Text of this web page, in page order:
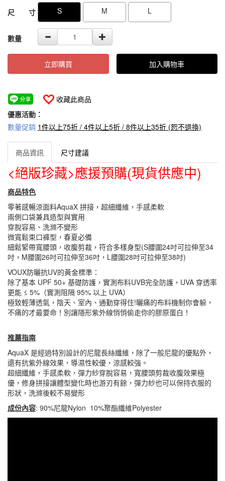
尺 寸 S M L
數量
立即購買 加入購物車
收藏此商品
優惠活動：
數量促銷 1件以上75折 / 4件以上5折 / 8件以上35折 (恕不退換)
商品資訊 尺寸建議
<絕版珍藏>應援預購(現貨供應中)
商品特色
零著感暢涼面料AquaX 拼接，超細纖維，手感柔軟
兩側口袋兼具造型與實用
穿脫容易、洗滌不變形
微寬鬆束口褲型，春夏必備
細鬆緊帶寬腰頭，收腹剪裁，符合多樣身型(S腰圍24吋可拉伸至34
吋，M腰圍26吋可拉伸至36吋，L腰圍28吋可拉伸至38吋)
VOUX防曬抗UV的黃金標準：
除了基本 UPF 50+ 基礎防護，實測布料UVB完全防護，UVA 穿透率
更能 ≤ 5%（實測阻隔 95% 以上 UVA）
極致輕薄透氣，陰天、室內、通勤穿得住!曬痛的布料機制你會躲，
不痛的才最要命！別讓隱形紫外線悄悄偷走你的膠原蛋白！
推薦指南
AquaX 是經過特別設計的尼龍長絲纖維，除了一般尼龍的優點外，
還有抗紫外線效果，導濕性較優，涼感較強。
超細纖維，手感柔軟，彈力紗穿脫容易，寬腰頭剪裁收腹效果極
優，修身拼接讓體型變化時也游刃有餘，彈力紗也可以保持衣服的
形狀，洗滌後較不易變形
成份內容: 90%尼龍Nylon 10%聚酯纖維Polyester